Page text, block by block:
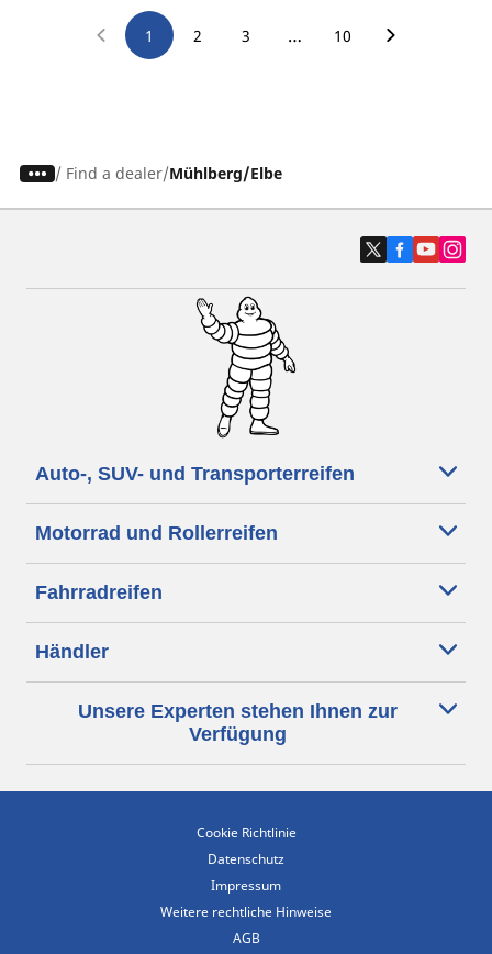
1 2 3 … 10
/ Find a dealer Mühlberg/Elbe
Auto-, SUV- und Transporterreifen
Motorrad und Rollerreifen
Fahrradreifen
Händler
Unsere Experten stehen Ihnen zur
Verfügung
Cookie Richtlinie
Datenschutz
Impressum
Weitere rechtliche Hinweise
AGB